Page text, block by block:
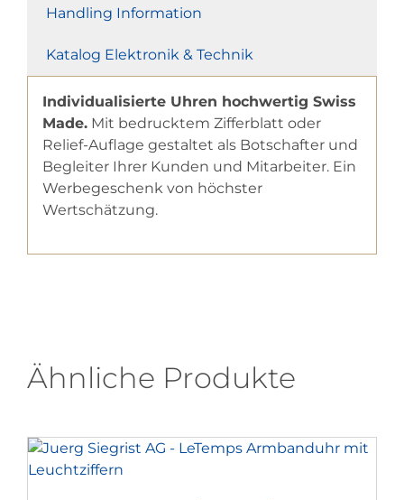
Handling Information
Katalog Elektronik & Technik
Individualisierte Uhren hochwertig Swiss
Made.Mit bedrucktem Zifferblatt oder
Relief-Auflage gestaltet als Botschafter und
Begleiter Ihrer Kunden und Mitarbeiter. Ein
Werbegeschenk von höchster
Wertschätzung.
Ähnliche Produkte